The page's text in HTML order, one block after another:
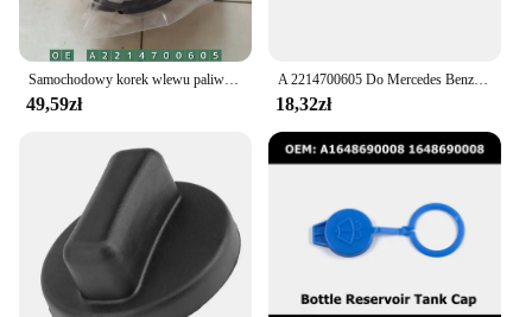
Samochodowy korek wlewu paliwa do Mercedes Benz W204 S204 C218 C219 C207 W212 S212 W463 W221 C216 R230 A 2214700605
49,59zł
A 2214700605 Do Mercedes Benz w204 S204 C218 C219 C207 W212 S212 W463 W221 C216 R230 Samochodowy korek wlewu paliwa Pokrywa wlewu paliwa
18,32zł